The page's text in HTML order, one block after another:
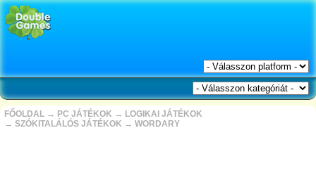
FŐOLDAL → PC JÁTÉKOK → LOGIKAI JÁTÉKOK
→ SZÓKITALÁLÓS JÁTÉKOK → WORDARY